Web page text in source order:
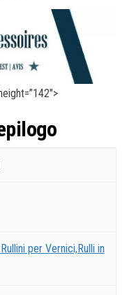
per Vernici,Rulli in